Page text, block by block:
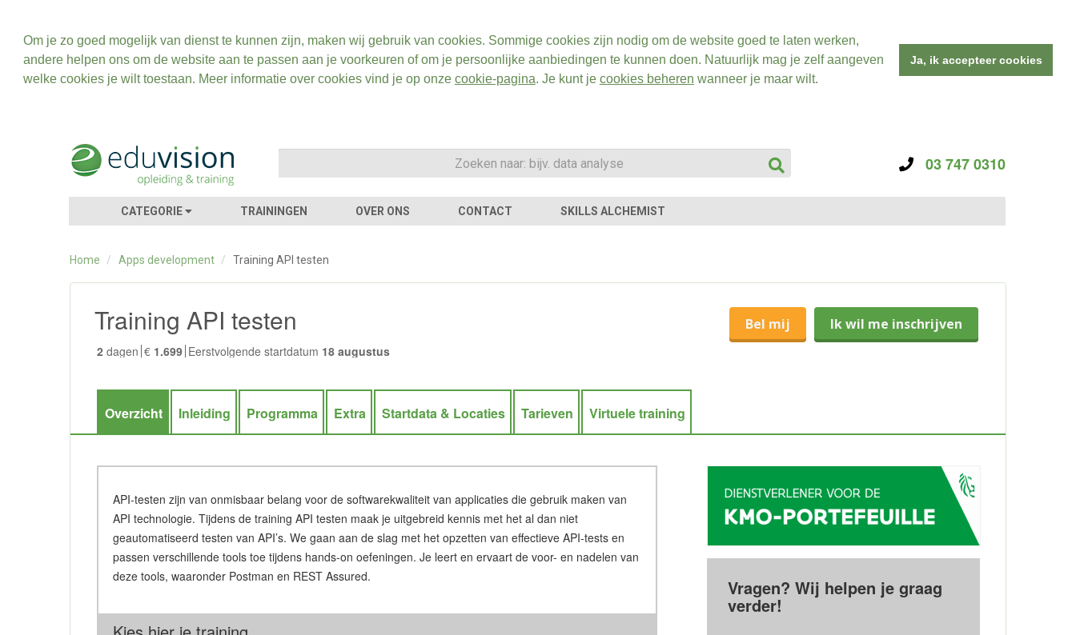
Om je zo goed mogelijk van dienst te kunnen zijn, maken wij gebruik van cookies. Sommige cookies zijn nodig om de website goed te laten werken,
andere helpen ons om de website aan te passen aan je voorkeuren of om je persoonlijke aanbiedingen te kunnen doen. Natuurlijk mag je zelf aangeven
welke cookies je wilt toestaan. Meer informatie over cookies vind je op onze cookie-pagina. Je kunt je cookies beheren wanneer je maar wilt.
Ja, ik accepteer cookies
03 747 0310
CATEGORIE TRAININGEN OVER ONS CONTACT SKILLS ALCHEMIST
Home / Apps development / Training API testen
Training API testen
2 dagen € 1.699 Eerstvolgende startdatum 18 augustus
Bel mij Ik wil me inschrijven
Overzicht Inleiding Programma Extra Startdata & Locaties Tarieven Virtuele training
API-testen zijn van onmisbaar belang voor de softwarekwaliteit van applicaties die gebruik maken van
API technologie. Tijdens de training API testen maak je uitgebreid kennis met het al dan niet
geautomatiseerd testen van API’s. We gaan aan de slag met het opzetten van effectieve API-tests en
passen verschillende tools toe tijdens hands-on oefeningen. Je leert en ervaart de voor- en nadelen van
deze tools, waaronder Postman en REST Assured.
Vragen? Wij helpen je graag
verder!